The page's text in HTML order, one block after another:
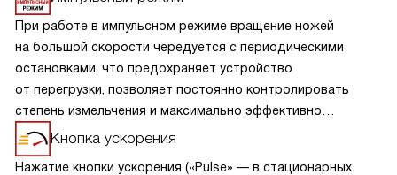
При работе в импульсном режиме вращение ножей
на большой скорости чередуется с периодическими
остановками, что предохраняет устройство
от перегрузки, позволяет постоянно контролировать
степень измельчения и максимально эффективно
обрабатывать твердые продукты в больших объемах.
Кнопка ускорения
Нажатие кнопки ускорения («Pulse» — в стационарных